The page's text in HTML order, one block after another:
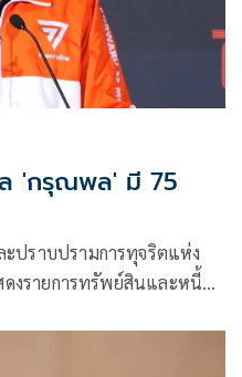
'กรุณพล' มี 75
ปราบปรามการทุจริตแห่ง
รายการทรัพย์สินและหนี้สิน